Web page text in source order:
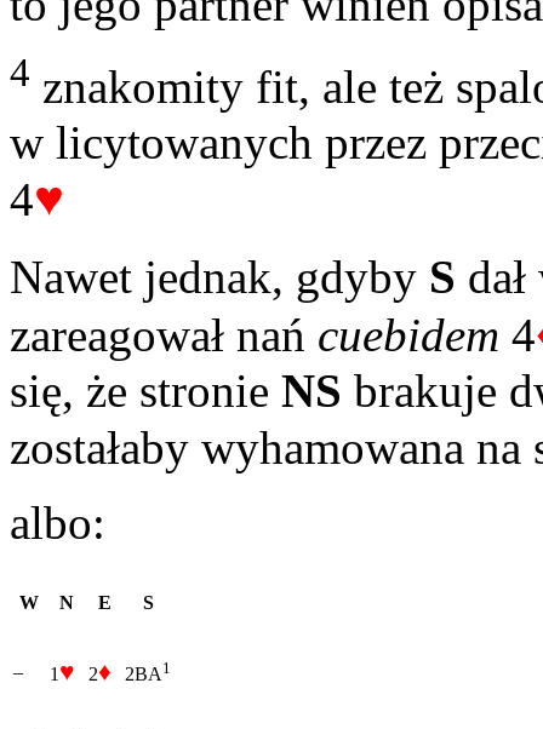
4 znakomity fit, ale też
w licytowanych przez
4♥
Nawet jednak, gdyby S
zareagował nań cuebidem 4
się, że stronie NS brakuje
zostałaby wyhamowana na
albo:
W N E S
– 1 ♥ 2♦ 2BA 1